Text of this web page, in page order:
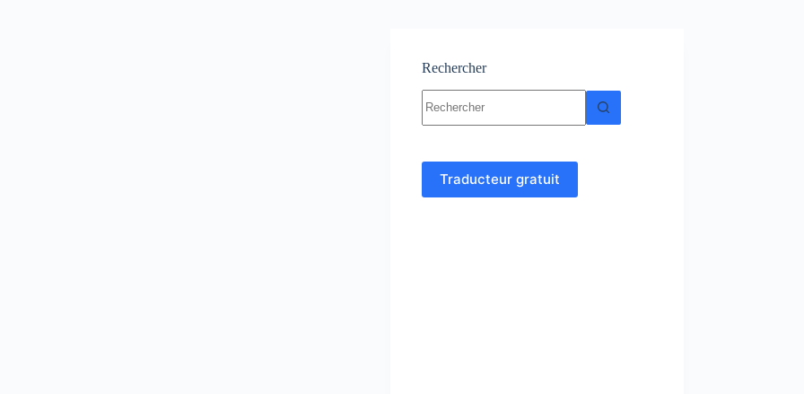
Rechercher
résultat
Traducteur gratuit